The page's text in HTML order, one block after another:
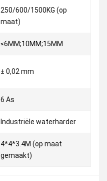
250/600/1500KG (op
maat)
≤6MM;10MM;15MM
± 0,02 mm
6 As
Industriële waterharder
4*4*3.4M (op maat
gemaakt)